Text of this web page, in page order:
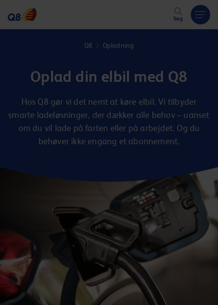
Søg
Q8 Opladning
Oplad din elbil med Q8
Hos Q8 gør vi det nemt at køre elbil. Vi tilbyder
smarte ladeløsninger, der dækker alle behov – uanset
om du vil lade på farten eller på arbejdet. Og du
behøver ikke engang et abonnement.